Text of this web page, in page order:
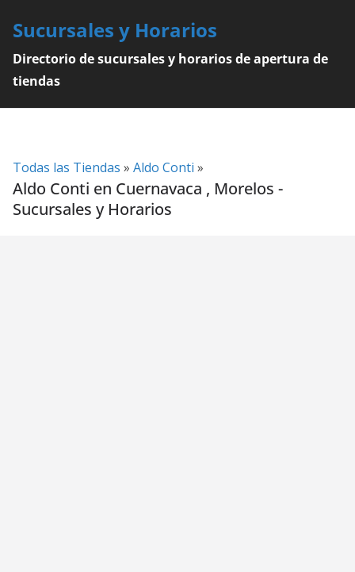
content
Sucursales y Horarios
Directorio de sucursales y horarios de apertura de
tiendas
Todas las Tiendas » Aldo Conti »
Aldo Conti en Cuernavaca , Morelos -
Sucursales y Horarios